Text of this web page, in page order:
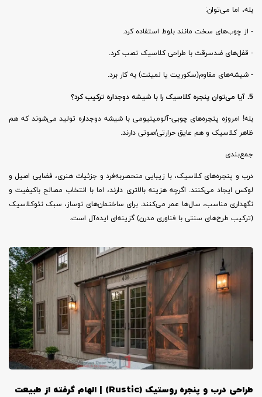
بله، اما می‌توان:
- از چوب‌های سخت مانند بلوط استفاده کرد.
- قفل‌های ضدسرقت با طراحی کلاسیک نصب کرد.
- شیشه‌های مقاوم(سکوریت یا لمینت) به کار برد.
5. آیا می‌توان پنجره کلاسیک را با شیشه دوجداره ترکیب کرد؟
بله! امروزه پنجره‌های چوبی-آلومینیومی با شیشه دوجداره تولید می‌شوند که هم
ظاهر کلاسیک و هم عایق حرارتی/صوتی دارند.
جمع‌بندی
درب و پنجره‌های کلاسیک، با زیبایی منحصربه‌فرد و جزئیات هنری، فضایی اصیل و
لوکس ایجاد می‌کنند. اگرچه هزینه بالاتری دارند، اما با انتخاب مصالح باکیفیت و
نگهداری مناسب، سال‌ها عمر می‌کنند. برای ساختمان‌های نوساز، سبک نئوکلاسیک
(ترکیب طرح‌های سنتی با فناوری مدرن) گزینه‌ای ایده‌آل است.
طراحی درب و پنجره روستیک (Rustic) | الهام گرفته از طبیعت